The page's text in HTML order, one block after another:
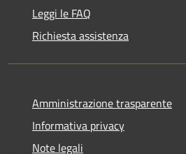
Leggi le FAQ
Richiesta assistenza
Amministrazione trasparente
Informativa privacy
Note legali